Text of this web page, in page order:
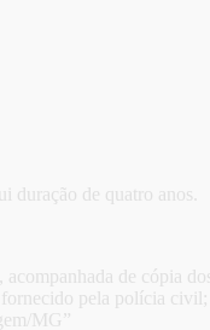
duração de quatro anos.
de cópia
pela polícia
MG”